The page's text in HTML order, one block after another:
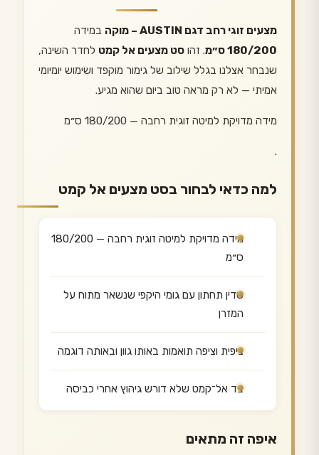
מצעים זוגי רחב דגם AUSTIN – מוקה
במידה
180/200 ס״מ
. זהו סט מצעים אל קמט לחדר השינה,
שנבחר אצלנו בגלל שילוב של גימור מוקפד ושימוש יומיומי
אמיתי — לא רק מראה טוב ביום שהוא מגיע.
מידה מדויקת למיטה זוגית רחבה — 180/200 ס״מ
.
למה כדאי לבחור בסט מצעים אל קמט
מידה מדויקת למיטה זוגית רחבה — 180/200
ס״מ
סדין תחתון עם גומי היקפי שנשאר מתוח על
המזרן
ציפית וציפה תואמות באותו גוון ובאותה דוגמה
בד אל־קמט שלא דורש גיהוץ אחרי כביסה
איפה זה מתאים